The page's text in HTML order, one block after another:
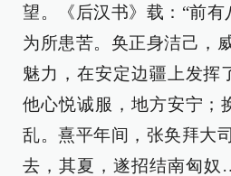
望。《后汉书》载：“前有
为所患苦。奂正身洁己，
魅力，在安定边疆上发挥
他心悦诚服，地方安宁；
乱。熹平年间，张奂拜大
去，其夏，遂招结南匈